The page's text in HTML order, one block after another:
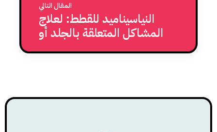
المقال التالي
النياسيناميد للقطط: لعلاج
المشاكل المتعلقة بالجلد أو
المناعة عند القطط